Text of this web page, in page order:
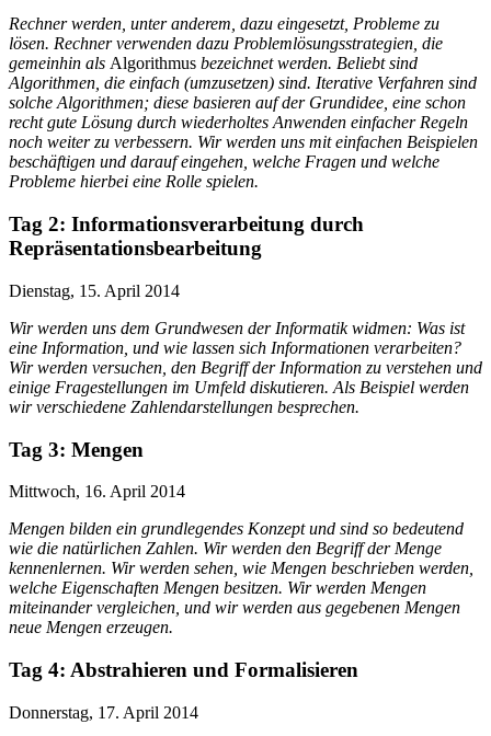
Rechner werden, unter anderem, dazu eingesetzt, Probleme zu
lösen. Rechner verwenden dazu Problemlösungsstrategien, die
gemeinhin als Algorithmus bezeichnet werden. Beliebt sind
Algorithmen, die einfach (umzusetzen) sind. Iterative Verfahren sind
solche Algorithmen; diese basieren auf der Grundidee, eine schon
recht gute Lösung durch wiederholtes Anwenden einfacher Regeln
noch weiter zu verbessern. Wir werden uns mit einfachen Beispielen
beschäftigen und darauf eingehen, welche Fragen und welche
Probleme hierbei eine Rolle spielen.
Tag 2: Informationsverarbeitung durch
Repräsentationsbearbeitung
Dienstag, 15. April 2014
Wir werden uns dem Grundwesen der Informatik widmen: Was ist
eine Information, und wie lassen sich Informationen verarbeiten?
Wir werden versuchen, den Begriff der Information zu verstehen und
einige Fragestellungen im Umfeld diskutieren. Als Beispiel werden
wir verschiedene Zahlendarstellungen besprechen.
Tag 3: Mengen
Mittwoch, 16. April 2014
Mengen bilden ein grundlegendes Konzept und sind so bedeutend
wie die natürlichen Zahlen. Wir werden den Begriff der Menge
kennenlernen. Wir werden sehen, wie Mengen beschrieben werden,
welche Eigenschaften Mengen besitzen. Wir werden Mengen
miteinander vergleichen, und wir werden aus gegebenen Mengen
neue Mengen erzeugen.
Tag 4: Abstrahieren und Formalisieren
Donnerstag, 17. April 2014